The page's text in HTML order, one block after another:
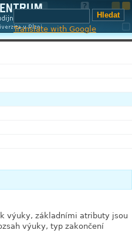
Translate with Google
výuky, základními atributy jsou
výuky, typ zakončení